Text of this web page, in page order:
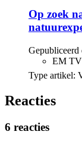
Op zoek
Gepubliceerd
EM TV
Type artikel:
Reacties
6 reacties